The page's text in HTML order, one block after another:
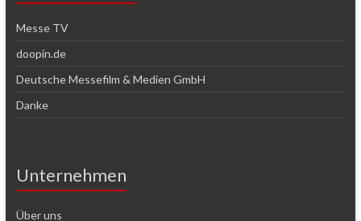
Messe TV
doopin.de
Deutsche Messefilm & Medien GmbH
Danke
Unternehmen
Über uns